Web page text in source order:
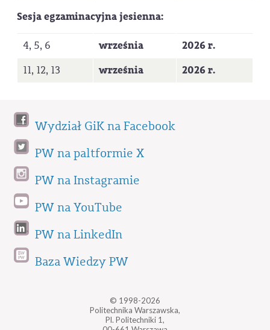
Sesja egzaminacyjna jesienna:
4, 5, 6 września
2026 r.
11, 12, 13
września 2026 r.
Wydział GiK na Facebook
PW na paltformie X
PW na Instagramie
PW na YouTube
PW na LinkedIn
Baza Wiedzy PW
© 1998-2026
Politechnika Warszawska,
Pl. Politechniki 1,